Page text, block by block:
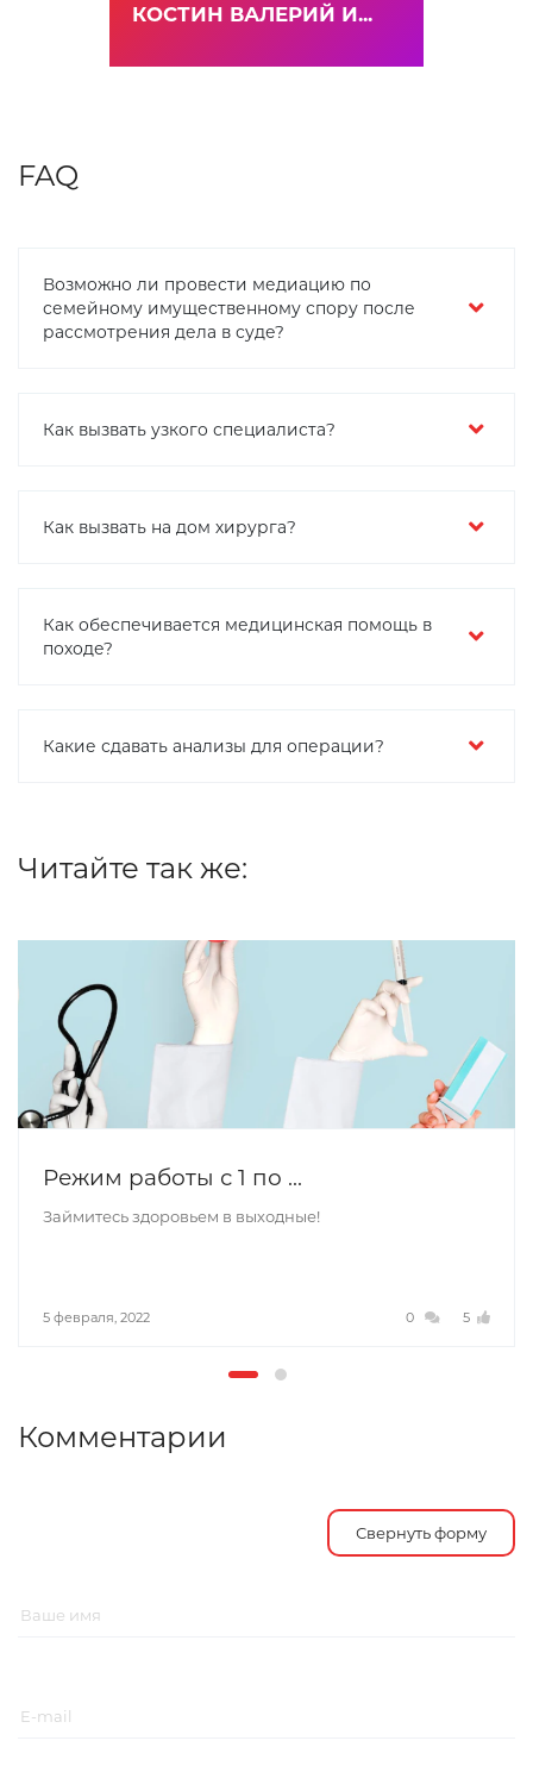
КОСТИН ВАЛЕРИЙ И...
FAQ
Возможно ли провести медиацию по
семейному имущественному спору после
рассмотрения дела в суде?
Как вызвать узкого специалиста?
Как вызвать на дом хирурга?
Как обеспечивается медицинская помощь в
походе?
Какие сдавать анализы для операции?
Читайте так же:
Режим работы с 1 по ...
Займитесь здоровьем в выходные!
5 февраля, 2022 0 5
Комментарии
Свернуть форму